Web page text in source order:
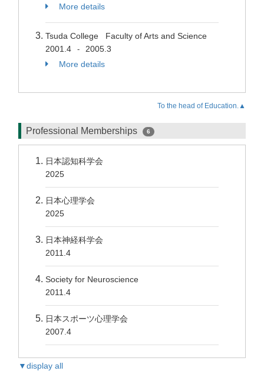
More details
Tsuda College Faculty of Arts and Science
2001.4
-
2005.3
More details
To the head of Education.▲
Professional Memberships 6
日本認知科学会
2025
日本心理学会
2025
日本神経科学会
2011.4
Society for Neuroscience
2011.4
日本スポーツ心理学会
2007.4
▼display all